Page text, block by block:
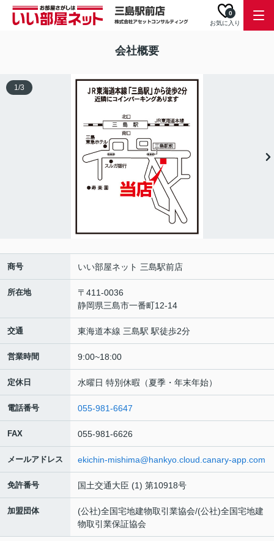
お気に入り
0
会社概要
1/3
商号 いい部屋ネット 三島駅前店
所在地
〒411-0036
静岡県三島市一番町12-14
交通 東海道本線 三島駅 駅徒歩2分
営業時間 9:00~18:00
定休日 水曜日 特別休暇（夏季・年末年始）
電話番号 055-981-6647
FAX 055-981-6626
メールアドレス ekichin-mishima@hankyo.cloud.canary-app.com
免許番号 国土交通大臣 (1) 第10918号
加盟団体
(公社)全国宅地建物取引業協会/(公社)全国宅地建
物取引業保証協会